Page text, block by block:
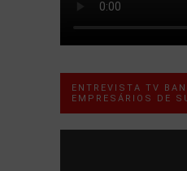
ENTREVISTA TV
EMPRESÁRIOS DE